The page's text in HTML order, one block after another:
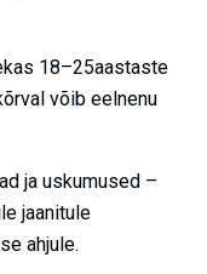
18–25aastaste
võib eelnenu
ja uskumused –
jaanitule
ahjule.